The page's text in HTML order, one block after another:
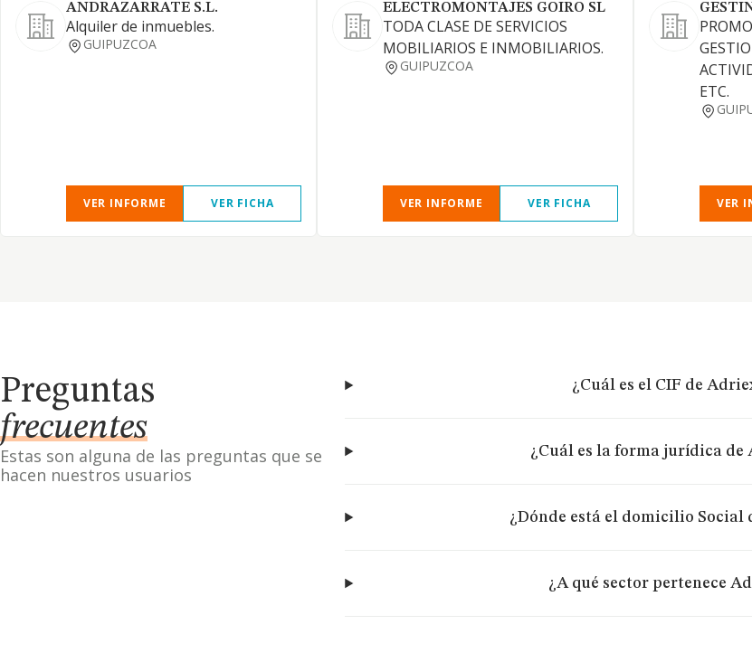
ANDRAZARRATE S.L.
Alquiler de inmuebles.
GUIPUZCOA
VER INFORME VER FICHA
ELECTROMONTAJES GOIRO SL
TODA CLASE DE SERVICIOS
MOBILIARIOS E INMOBILIARIOS.
GUIPUZCOA
VER INFORME VER FICHA
ETC.
VER
Preguntas
frecuentes
Estas son alguna de las preguntas que se
hacen nuestros usuarios
¿Cuál es el CIF de
¿Cuál es la forma jurídica de
¿Dónde está el domicilio Social
¿A qué sector pertenece